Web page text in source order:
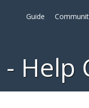
Guide
Help